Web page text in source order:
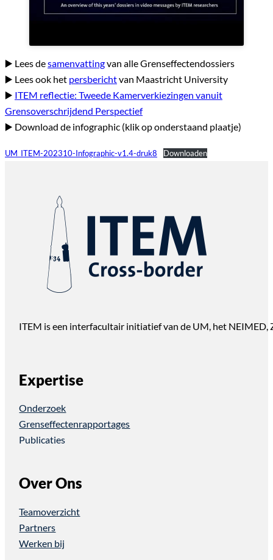
▶️ Lees desamenvattingvan alle Grenseffectendossiers
▶️ Lees ook het persberichtvan Maastricht University
▶️ ITEM reflectie: Tweede Kamerverkiezingen vanuit
Grensoverschrijdend Perspectief
▶️ Download de infographic (klik op onderstaand plaatje)
UM_ITEM-202310-Infographic-v1.4-druk8 Downloaden
ITEM is een interfacultair initiatief van de UM, het NEIMED,
Expertise
Onderzoek
Grenseffectenrapportages
Publicaties
Over Ons
Teamoverzicht
Partners
Werken bij